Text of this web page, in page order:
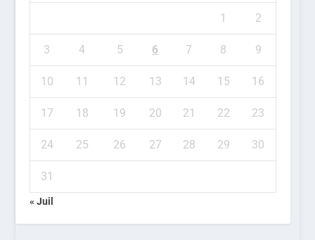
1 2
3 4 5 6 7 8 9
10 11 12 13 14 15 16
17 18 19 20 21 22 23
24 25 26 27 28 29 30
31
« Juil